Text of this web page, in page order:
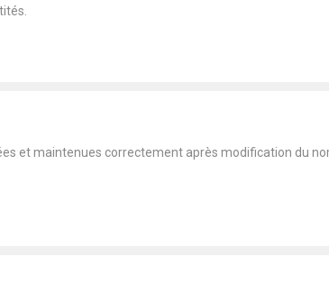
et maintenues correctement après modification du